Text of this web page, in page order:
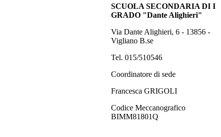
SCUOLA SECONDARIA DI I
GRADO "Dante Alighieri"
Via Dante Alighieri, 6 - 13856 -
Vigliano B.se
Tel. 015/510546
Coordinatore di sede
Francesca GRIGOLI
Codice Meccanografico
BIMM81801Q